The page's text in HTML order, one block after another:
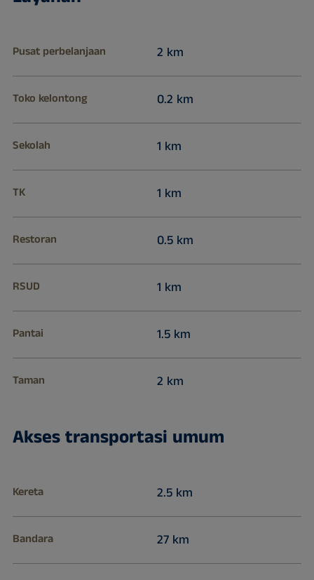
Pusat perbelanjaan 2 km
Toko kelontong 0.2 km
Sekolah 1 km
TK 1 km
Restoran 0.5 km
RSUD 1 km
Pantai 1.5 km
Taman 2 km
Akses transportasi umum
Kereta 2.5 km
Bandara 27 km